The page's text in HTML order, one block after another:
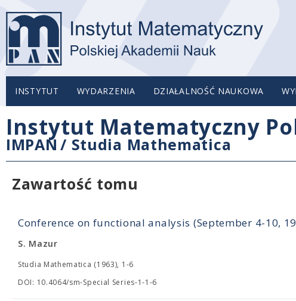
INSTYTUT WYDARZENIA DZIAŁALNOŚĆ NAUKOWA
Instytut Matematyczny
IMPAN / Studia Mathematica
Zawartość tomu
Conference on functional analysis (September 4-10,
S. Mazur
Studia Mathematica (1963), 1-6
DOI: 10.4064/sm-Special Series-1-1-6